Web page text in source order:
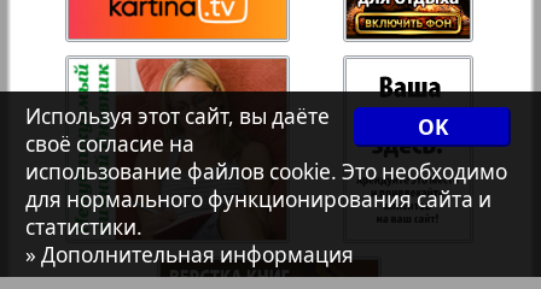
1
7плюс7я
Авангард
АйБолит
Акцент
OK
Используя этот сайт, вы даёте
своё согласие на
использование файлов cookie. Это необходимо
для нормального функционирования сайта и
статистики.
» Дополнительная информация